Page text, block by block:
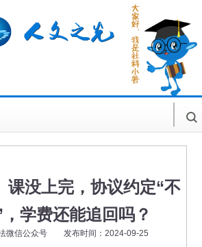
课没上完，协议约定“不
学费还能追回吗？
微信公众号 发布时间：2024-09-25